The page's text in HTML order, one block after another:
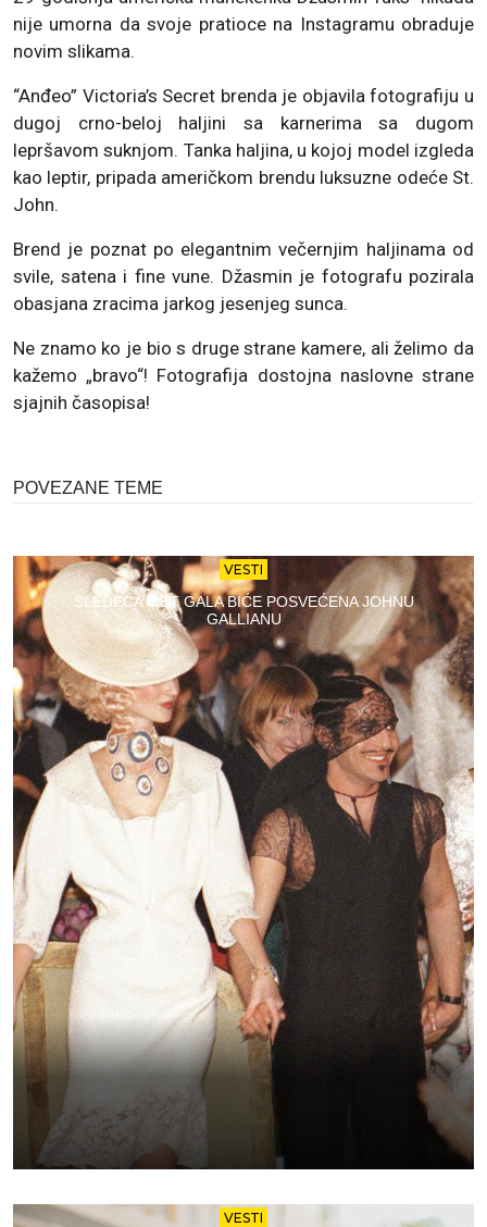
nije umorna da svoje pratioce na Instagramu obraduje
novim slikama.
“Anđeo” Victoria’s Secret brenda je objavila fotografiju u
dugoj crno-beloj haljini sa karnerima sa dugom
lepršavom suknjom. Tanka haljina, u kojoj model izgleda
kao leptir, pripada američkom brendu luksuzne odeće St.
John.
Brend je poznat po elegantnim večernjim haljinama od
svile, satena i fine vune. Džasmin je fotografu pozirala
obasjana zracima jarkog jesenjeg sunca.
Ne znamo ko je bio s druge strane kamere, ali želimo da
kažemo „bravo“! Fotografija dostojna naslovne strane
sjajnih časopisa!
POVEZANE TEME
VESTI
SLEDEĆA MET GALA BIĆE POSVEĆENA JOHNU
GALLIANU
VESTI